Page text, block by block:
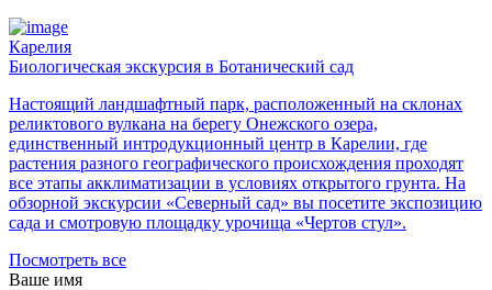
Карелия
Биологическая экскурсия в Ботанический сад
Настоящий ландшафтный парк, расположенный на склонах
реликтового вулкана на берегу Онежского озера,
единственный интродукционный центр в Карелии, где
растения разного географического происхождения проходят
все этапы акклиматизации в условиях открытого грунта. На
обзорной экскурсии «Северный сад» вы посетите экспозицию
сада и смотровую площадку урочища «Чертов стул».
Посмотреть все
Ваше имя